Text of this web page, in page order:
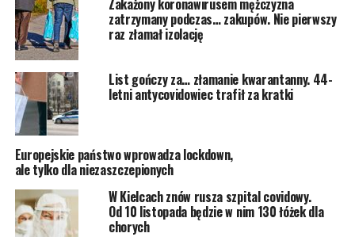
zatrzymany podczas… zakupów. Nie pierwszy
raz złamał izolację
List gończy za… złamanie kwarantanny. 44-
letni antycovidowiec trafił za kratki
Europejskie państwo wprowadza lockdown,
ale tylko dla niezaszczepionych
W Kielcach znów rusza szpital covidowy.
Od 10 listopada będzie w nim 130 łóżek dla
chorych